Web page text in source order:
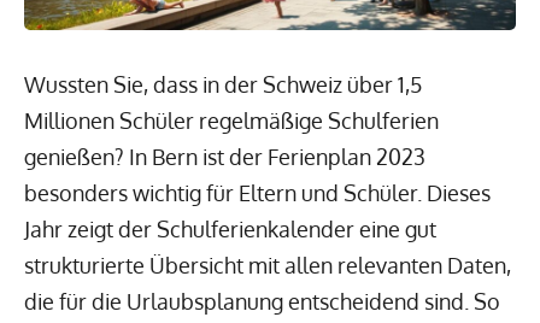
Wussten Sie, dass in der Schweiz über 1,5
Millionen Schüler regelmäßige Schulferien
genießen? In Bern ist der Ferienplan 2023
besonders wichtig für Eltern und Schüler. Dieses
Jahr zeigt der Schulferienkalender eine gut
strukturierte Übersicht mit allen relevanten Daten,
die für die Urlaubsplanung entscheidend sind. So